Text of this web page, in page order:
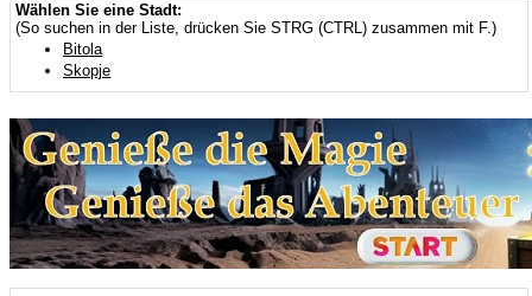
Wählen Sie eine Stadt:
(So suchen in der Liste, drücken Sie STRG (CTRL) zusammen mit F.)
Bitola
Skopje